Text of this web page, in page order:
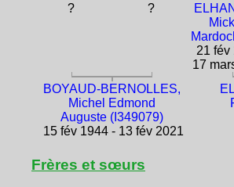
? ?
21 fév
17
BOYAUD-BERNOLLES,
Michel Edmond
Auguste (I349079)
15 fév 1944 - 13 fév 2021
Frères et sœurs